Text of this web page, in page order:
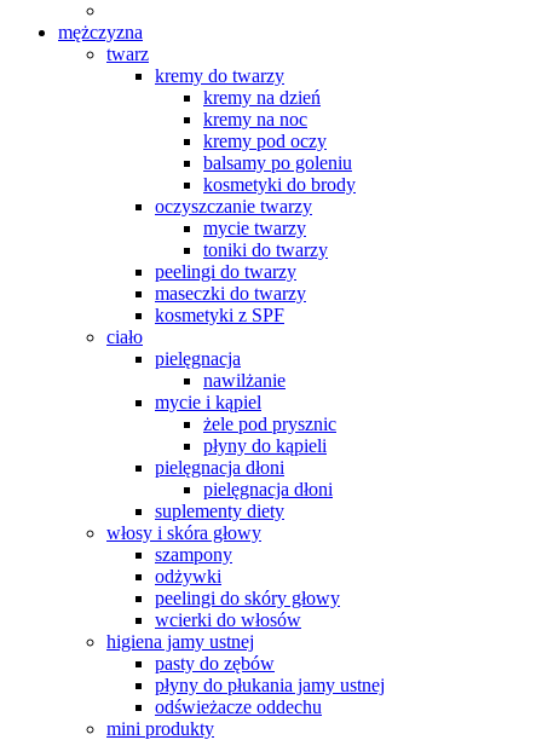
mężczyzna
twarz
kremy do twarzy
kremy na dzień
kremy na noc
kremy pod oczy
balsamy po goleniu
kosmetyki do brody
oczyszczanie twarzy
mycie twarzy
toniki do twarzy
peelingi do twarzy
maseczki do twarzy
kosmetyki z SPF
ciało
pielęgnacja
nawilżanie
mycie i kąpiel
żele pod prysznic
płyny do kąpieli
pielęgnacja dłoni
pielęgnacja dłoni
suplementy diety
włosy i skóra głowy
szampony
odżywki
peelingi do skóry głowy
wcierki do włosów
higiena jamy ustnej
pasty do zębów
płyny do płukania jamy ustnej
odświeżacze oddechu
mini produkty